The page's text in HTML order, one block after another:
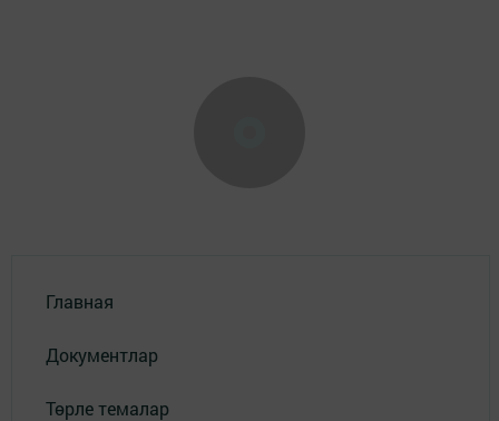
Главная
Документлар
Төрле темалар